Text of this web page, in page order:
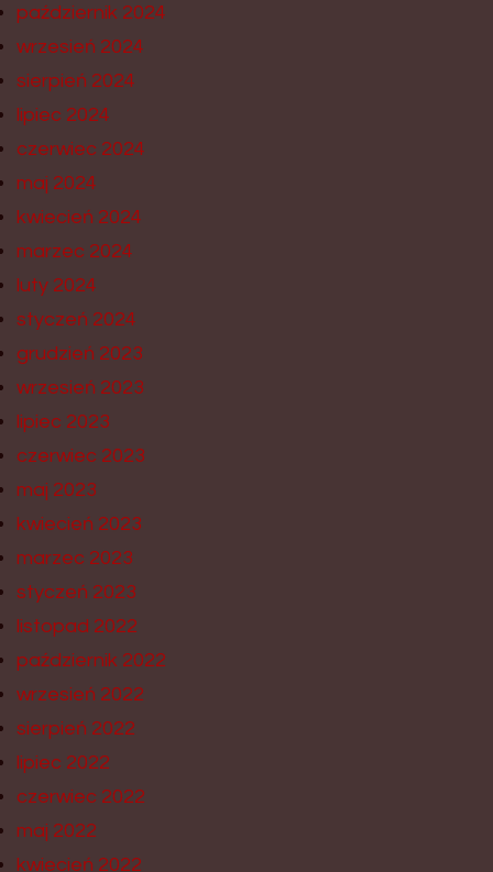
październik 2024
wrzesień 2024
sierpień 2024
lipiec 2024
czerwiec 2024
maj 2024
kwiecień 2024
marzec 2024
luty 2024
styczeń 2024
grudzień 2023
wrzesień 2023
lipiec 2023
czerwiec 2023
maj 2023
kwiecień 2023
marzec 2023
styczeń 2023
listopad 2022
październik 2022
wrzesień 2022
sierpień 2022
lipiec 2022
czerwiec 2022
maj 2022
kwiecień 2022